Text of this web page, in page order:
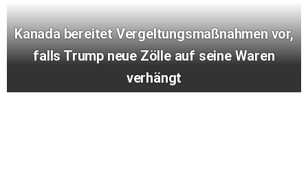
Kanada bereitet Vergeltungsmaßnahmen vor,
falls Trump neue Zölle auf seine Waren
verhängt